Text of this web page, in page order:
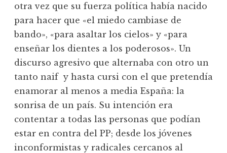
otra vez que su fuerza política había nacido
para hacer que «el miedo cambiase de
bando», «para asaltar los cielos» y «para
enseñar los dientes a los poderosos». Un
discurso agresivo que alternaba con otro un
tanto naif y hasta cursi con el que pretendía
enamorar al menos a media España: la
sonrisa de un país. Su intención era
contentar a todas las personas que podían
estar en contra del PP; desde los jóvenes
inconformistas y radicales cercanos al